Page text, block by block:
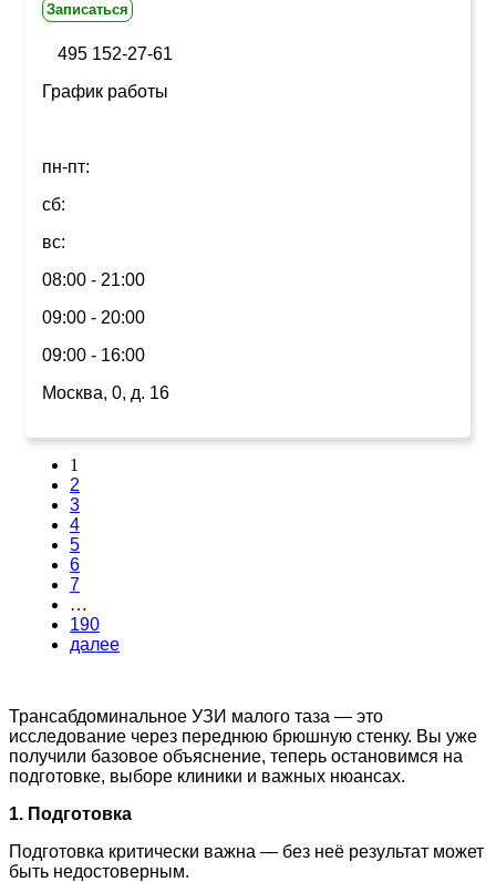
Записаться
495 152-27-61
График работы
пн-пт:
сб:
вс:
08:00 - 21:00
09:00 - 20:00
09:00 - 16:00
Москва, 0, д. 16
1
2
3
4
5
6
7
…
190
далее
Трансабдоминальное УЗИ малого таза — это
исследование через переднюю брюшную стенку. Вы уже
получили базовое объяснение, теперь остановимся на
подготовке, выборе клиники и важных нюансах.
1. Подготовка
Подготовка критически важна — без неё результат может
быть недостоверным.